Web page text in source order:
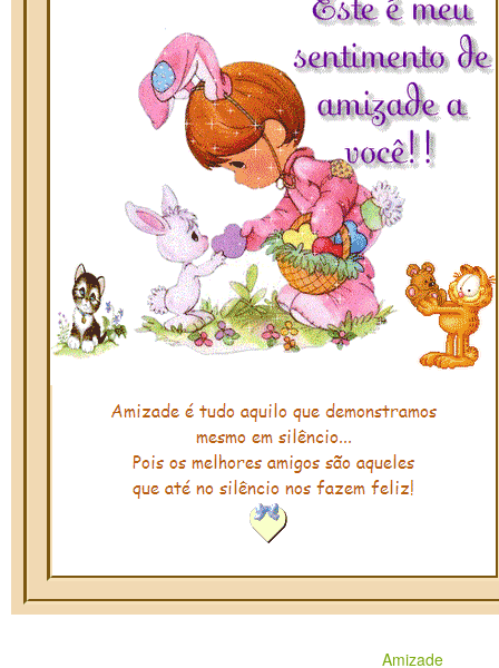
Amizade